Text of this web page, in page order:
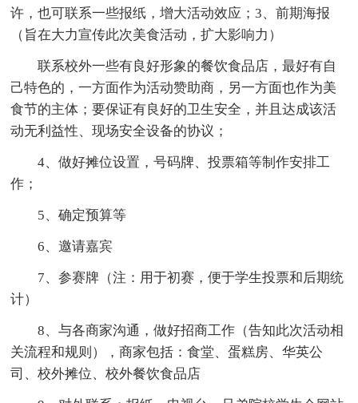
许，也可联系一些报纸，增大活动效应；3、前期海报
（旨在大力宣传此次美食活动，扩大影响力）
联系校外一些有良好形象的餐饮食品店，最好有自
己特色的，一方面作为活动赞助商，另一方面也作为美
食节的主体；要保证有良好的卫生安全，并且达成该活
动无利益性、现场安全设备的协议；
4、做好摊位设置，号码牌、投票箱等制作安排工
作；
5、确定预算等
6、邀请嘉宾
7、参赛牌（注：用于初赛，便于学生投票和后期统
计）
8、与各商家沟通，做好招商工作（告知此次活动相
关流程和规则），商家包括：食堂、蛋糕房、华英公
司、校外摊位、校外餐饮食品店